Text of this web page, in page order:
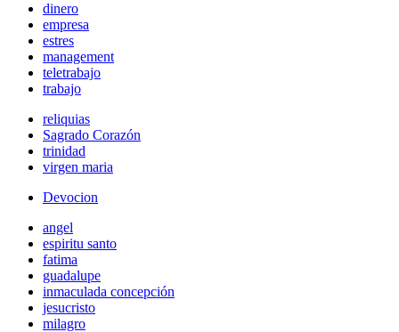
dinero
empresa
estres
management
teletrabajo
trabajo
reliquias
Sagrado Corazón
trinidad
virgen maria
Devocion
angel
espiritu santo
fatima
guadalupe
inmaculada concepción
jesucristo
milagro